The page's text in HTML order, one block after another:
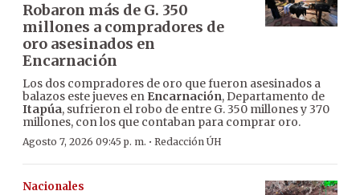
Robaron más de G. 350
millones a compradores de
oro asesinados en
Encarnación
Los dos compradores de oro que fueron asesinados a
balazos este jueves en Encarnación, Departamento de
Itapúa, sufrieron el robo de entre G. 350 millones y 370
millones, con los que contaban para comprar oro.
Agosto 7, 2026 09:45 p. m. · Redacción ÚH
Nacionales